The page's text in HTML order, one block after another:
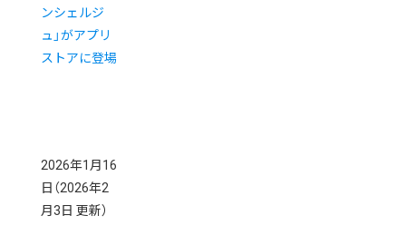
ンシェルジ
ュ」がアプリ
ストアに登場
2026年1月16
日 （2026年2
月3日 更新）